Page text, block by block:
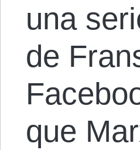
una
de
que